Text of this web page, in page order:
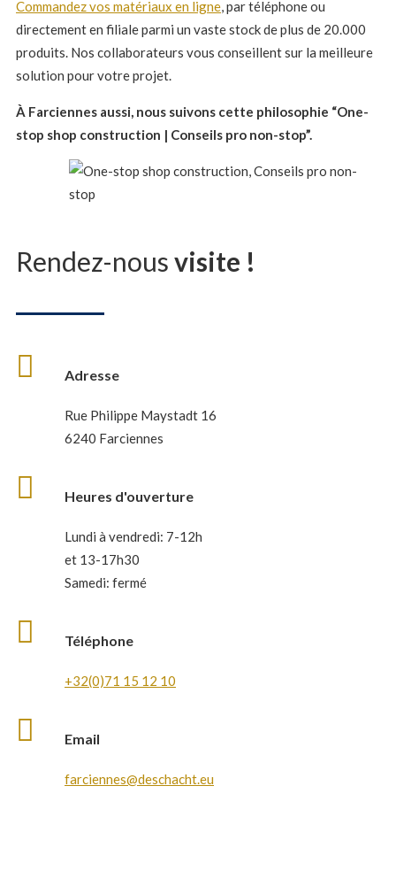
Commandez vos matériaux en ligne, par téléphone ou
directement en filiale parmi un vaste stock de plus de 20.000
produits. Nos collaborateurs vous conseillent sur la meilleure
solution pour votre projet.
À Farciennes aussi, nous suivons cette philosophie “One-
stop shop construction | Conseils pro non-stop”.
Rendez-nousvisite !
Adresse
Rue Philippe Maystadt 16
6240 Farciennes
Heures d'ouverture
Lundi à vendredi: 7-12h
et 13-17h30
Samedi: fermé
Téléphone
+32(0)71 15 12 10
Email
farciennes@deschacht.eu